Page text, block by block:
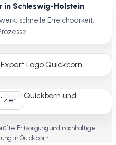
in Schleswig-Holstein
schnelle Erreichbarkeit,
Entsorgung und nachhaltige
in Quickborn.